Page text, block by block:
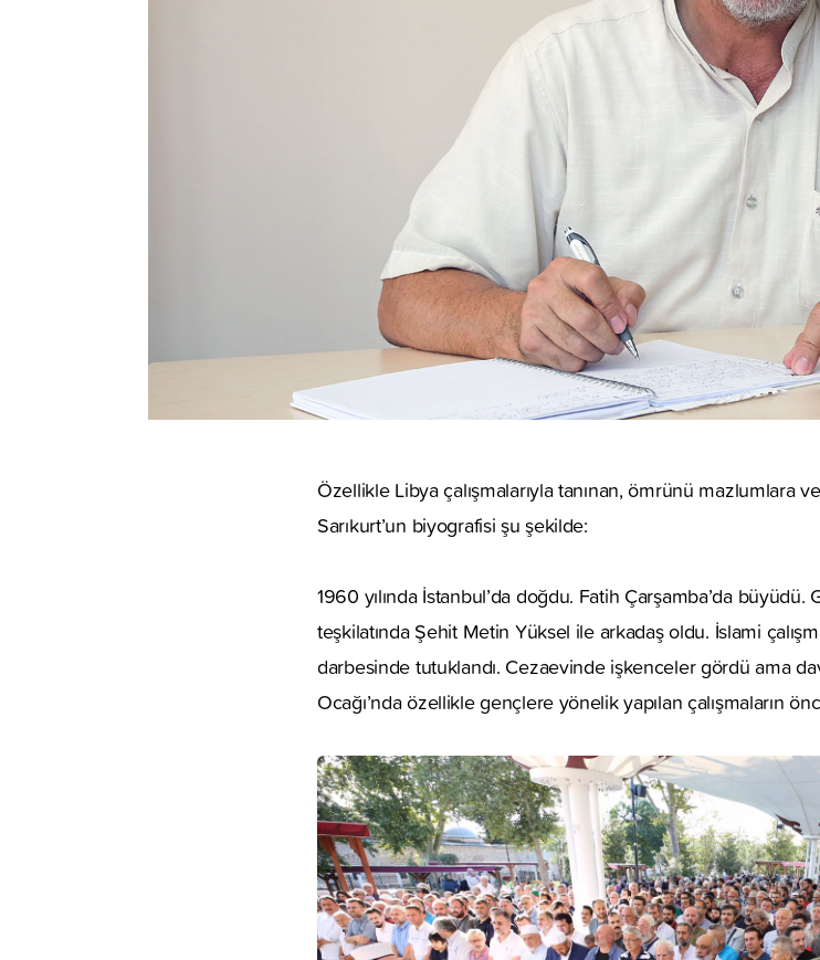
Özellikle Libya çalışmalarıyla tanınan, ömrünü
Sarıkurt’un biyografisi şu şekilde:
1960 yılında İstanbul’da doğdu. Fatih Çarşamba’da büyüdü.
teşkilatında Şehit Metin Yüksel ile arkadaş oldu. İslami
darbesinde tutuklandı. Cezaevinde işkenceler gördü ama
Ocağı’nda özellikle gençlere yönelik yapılan çalışmaların